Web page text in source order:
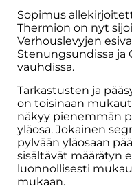
Sopimus
Thermion on nyt
Verhouslevyjen
Stenungsundissa ja
vauhdissa.
Tarkastusten ja
on toisinaan
näkyy pienemmän
yläosa. Jokainen
pylvään yläosaan
sisältävät määrätyn
luonnollisesti
mukaan.